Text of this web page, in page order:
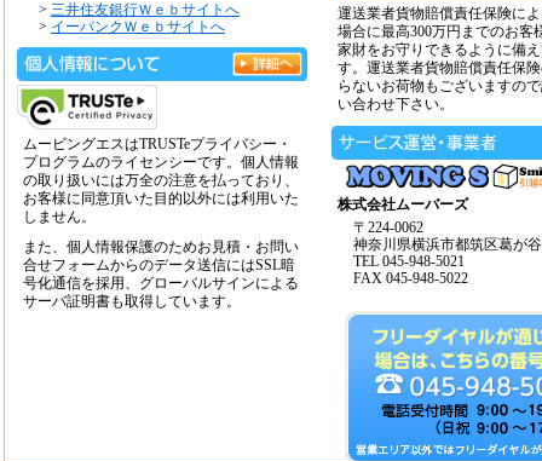
> 三井住友銀行Ｗｅｂサイトへ
> イーバンクＷｅｂサイトへ
ムービングエスはTRUSTeプライバシー・
プログラムのライセンシーです。個人情報
の取り扱いには万全の注意を払っており、
お客様に同意頂いた目的以外には利用いた
しません。
また、個人情報保護のためお見積・お問い
合せフォームからのデータ送信にはSSL暗
号化通信を採用、グローバルサインによる
サーバ証明書も取得しています。
運送業者貨物賠償責任保険に
場合に最高300万円までのお客
家財をお守りできるように備
す。運送業者貨物賠償責任保
らないお荷物もございますの
い合わせ下さい。
株式会社ムーバーズ
〒224-0062
神奈川県横浜市都筑区葛が
TEL 045-948-5021
FAX 045-948-5022